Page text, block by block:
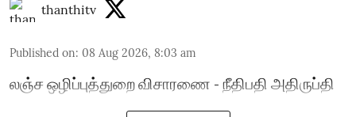
thanthitv
Published on: 08 Aug 2026, 8:03 am
லஞ்ச ஒழிப்புத்துறை விசாரணை - நீதிபதி அதிருப்தி